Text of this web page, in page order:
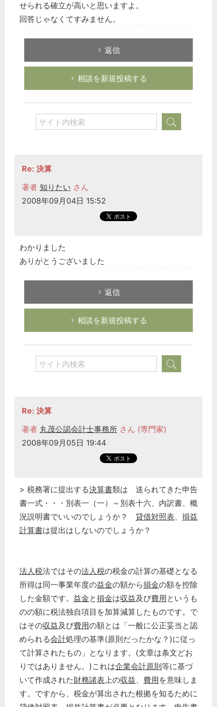
せられる確立が高いと思いますよ。
回答じゃなくてすみません。
返信
相談を新規投稿する
Re: 決算
著者 知りたい さん
2008年09月04日 15:52
わかりました
ありがとうございました
返信
相談を新規投稿する
Re: 決算
著者 丸茂公認会計士事務所 さん (専門家)
2008年09月05日 19:44
> 税務署に提出する決算書類は 送られてきた申告
書一式・・・別表一（一）～別表十六、内訳書、概
況説明書でいいのでしょうか？ 貸借対照表、 損益
計算書は提出はしないのでしょうか？
法人税法ではその法人税の税金の計算の基礎となる
所得は同一事業年度の益金の額から損金の額を控除
した金額です。 益金と損金は収益及び費用というも
のの額に税法独自項目を加算減算したものです。で
はその収益及び費用の額とは「一般に公正妥当と認
められる会計処理の基準(原則だったかな？)に従っ
て計算されたもの」となります。(文章は条文どお
りではありません。)これは企業会計原則等に基づ
いて作成された財務諸表上の収益、 費用を意味しま
す。ですから、税金が算出された根拠を知るために